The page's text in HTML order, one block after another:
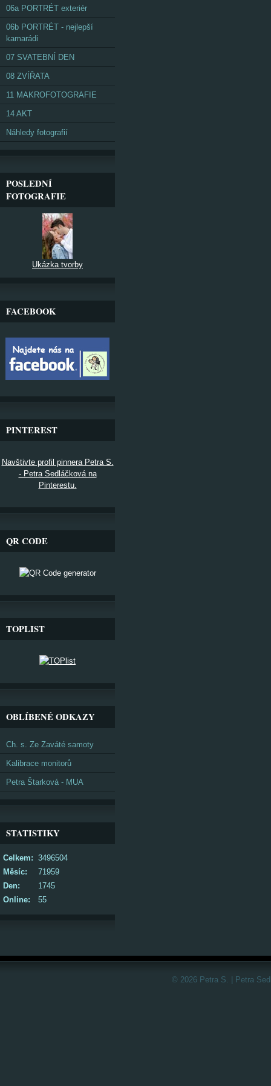
06a PORTRÉT exteriér
06b PORTRÉT - nejlepší
kamarádi
07 SVATEBNÍ DEN
08 ZVÍŘATA
11 MAKROFOTOGRAFIE
14 AKT
Náhledy fotografií
POSLEDNÍ
FOTOGRAFIE
Ukázka tvorby
FACEBOOK
PINTEREST
Navštivte profil pinnera Petra S.
- Petra Sedláčková na
Pinterestu.
QR CODE
TOPLIST
OBLÍBENÉ ODKAZY
Ch. s. Ze Zaváté samoty
Kalibrace monitorů
Petra Štarková - MUA
STATISTIKY
Online: 55
Celkem: 3496504
Měsíc:
71959
Den:
1745
© 2026 Petra S. | Petra